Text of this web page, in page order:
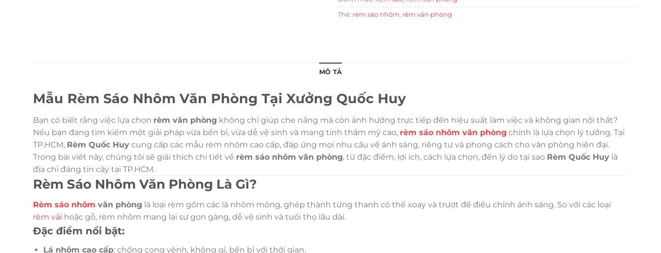
Thẻ: rèm sáo nhôm, rèm văn phòng
MÔ TẢ
Mẫu Rèm Sáo Nhôm Văn Phòng Tại Xưởng Quốc Huy
Bạn có biết rằng việc lựa chọn rèm văn phòng không chỉ giúp che nắng mà còn ảnh hưởng trực tiếp đến hiệu suất làm việc và không gian nội thất?
Nếu bạn đang tìm kiếm một giải pháp vừa bền bỉ, vừa dễ vệ sinh và mang tính thẩm mỹ cao, rèm sáo nhôm văn phòng chính là lựa chọn lý tưởng. Tại
TP.HCM, Rèm Quốc Huy cung cấp các mẫu rèm nhôm cao cấp, đáp ứng mọi nhu cầu về ánh sáng, riêng tư và phong cách cho văn phòng hiện đại.
Trong bài viết này, chúng tôi sẽ giải thích chi tiết về rèm sáo nhôm văn phòng, từ đặc điểm, lợi ích, cách lựa chọn, đến lý do tại sao Rèm Quốc Huy là
địa chỉ đáng tin cậy tại TP.HCM.
Rèm Sáo Nhôm Văn Phòng Là Gì?
Rèm sáo nhôm văn phòng là loại rèm gồm các lá nhôm mỏng, ghép thành từng thanh có thể xoay và trượt để điều chỉnh ánh sáng. So với các loại
rèm vải hoặc gỗ, rèm nhôm mang lại sự gọn gàng, dễ vệ sinh và tuổi thọ lâu dài.
Đặc điểm nổi bật:
Lá nhôm cao cấp: chống cong vênh, không gỉ, bền bỉ với thời gian.